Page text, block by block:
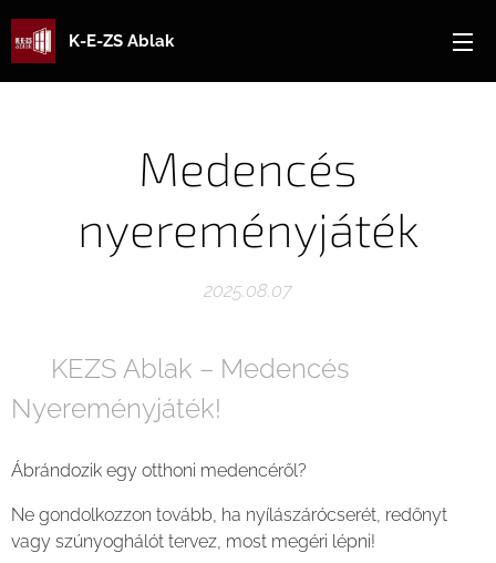
K-E-ZS Ablak
Medencés
nyereményjáték
2025.08.07
🎉 KEZS Ablak – Medencés
Nyereményjáték! 🏊‍♂️☀️
Ábrándozik egy otthoni medencéről?
Ne gondolkozzon tovább, ha nyílászárócserét, redőnyt
vagy szúnyoghálót tervez, most megéri lépni!